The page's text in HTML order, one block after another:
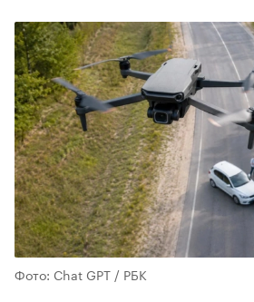
Фото: Chat GPT / РБК